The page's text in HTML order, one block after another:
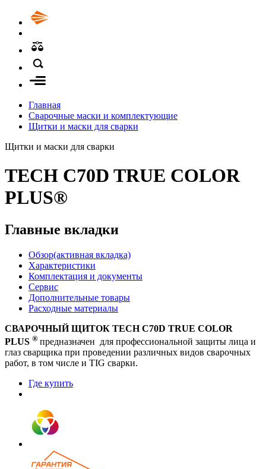
Главная
Сварочные маски и комплектующие
Щитки и маски для сварки
Щитки и маски для сварки
TECH C70D TRUE COLOR
PLUS®
Главные вкладки
Обзор(активная вкладка)
Характеристики
Комплектация и документы
Сервис
Дополнительные товары
Расходные материалы
СВАРОЧНЫЙ ЩИТОК TECH C70D TRUE COLOR
PLUS ® предназначен для профессиональной защиты лица и
глаз сварщика при проведении различных видов сварочных
работ, в том числе и TIG сварки.
Где купить